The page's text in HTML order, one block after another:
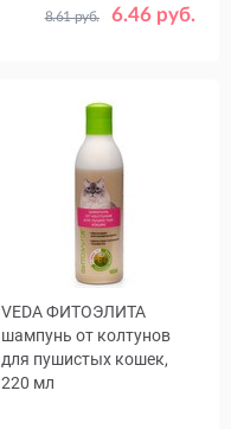
6.46 руб.
8.61 руб.
VEDA ФИТОЭЛИТА
шампунь от колтунов
для пушистых кошек,
220 мл